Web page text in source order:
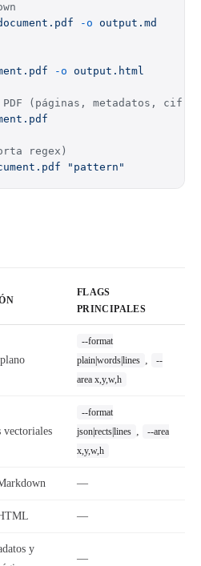
-o output.md
-o output.html
(páginas, metadatos,
regex)
"pattern"
FLAGS
PRINCIPALES
--format
plain|words|lines ,
--
area x,y,w,h
vectoriales
--format
json|rects|lines ,
--area
x,y,w,h
—
—
y
—